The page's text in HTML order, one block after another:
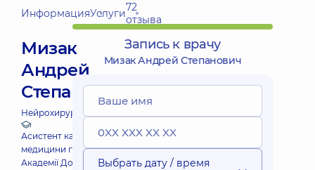
ИнформацияУслуги72
отзыва
Мизак
Андрей
Степанович
Нейрохирург;
Асистент кафедри
медицини голови та шиї
Академії Добробут
Запись к врачу
Мизак Андрей Степанович
Выбрать дату / время